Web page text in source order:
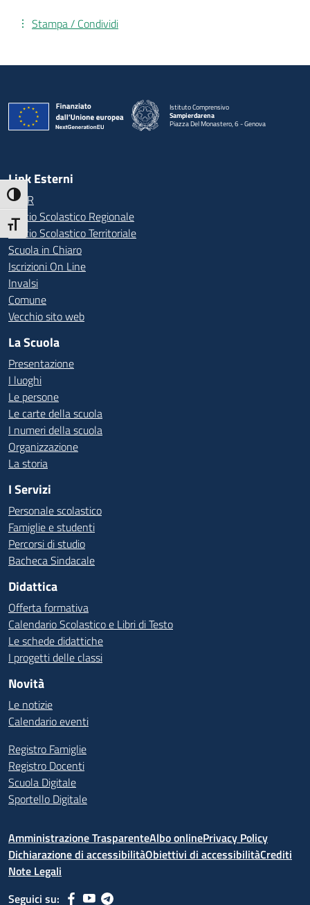
Attiva/disattiva alto contrasto
Attiva/disattiva dimensione testo
Stampa / Condividi
Istituto Comprensivo
Sampierdarena
Piazza Del Monastero, 6 - Genova
— Visita la pagina iniziale della scuola
Link Esterni
MIUR
Ufficio Scolastico Regionale
Ufficio Scolastico Territoriale
Scuola in Chiaro
Iscrizioni On Line
Invalsi
Comune
Vecchio sito web
La Scuola
Presentazione
I luoghi
Le persone
Le carte della scuola
I numeri della scuola
Organizzazione
La storia
I Servizi
Personale scolastico
Famiglie e studenti
Percorsi di studio
Bacheca Sindacale
Didattica
Offerta formativa
Calendario Scolastico e Libri di Testo
Le schede didattiche
I progetti delle classi
Novità
Le notizie
Calendario eventi
Registro Famiglie
Registro Docenti
Scuola Digitale
Sportello Digitale
Amministrazione TrasparenteAlbo onlinePrivacy Policy
Dichiarazione di accessibilitàObiettivi di accessibilitàCrediti
Note Legali
Seguici su: